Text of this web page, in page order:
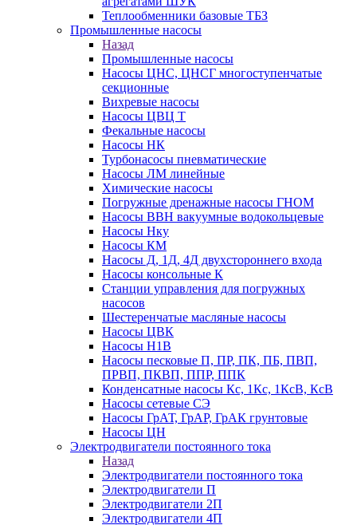
Теплообменники базовые ТБЗ
Промышленные насосы
Назад
Промышленные насосы
Насосы ЦНС, ЦНСГ многоступенчатые
секционные
Вихревые насосы
Насосы ЦВЦ Т
Фекальные насосы
Насосы НК
Турбонасосы пневматические
Насосы ЛМ линейные
Химические насосы
Погружные дренажные насосы ГНОМ
Насосы ВВН вакуумные водокольцевые
Насосы Нку
Насосы КМ
Насосы Д, 1Д, 4Д двухстороннего входа
Насосы консольные К
Станции управления для погружных
насосов
Шестеренчатые масляные насосы
Насосы ЦВК
Насосы Н1В
Насосы песковые П, ПР, ПК, ПБ, ПВП,
ПРВП, ПКВП, ППР, ППК
Конденсатные насосы Кс, 1Кс, 1КсВ, КсВ
Насосы сетевые СЭ
Насосы ГрАТ, ГрАР, ГрАК грунтовые
Насосы ЦН
Электродвигатели постоянного тока
Назад
Электродвигатели постоянного тока
Электродвигатели П
Электродвигатели 2П
Электродвигатели 4П